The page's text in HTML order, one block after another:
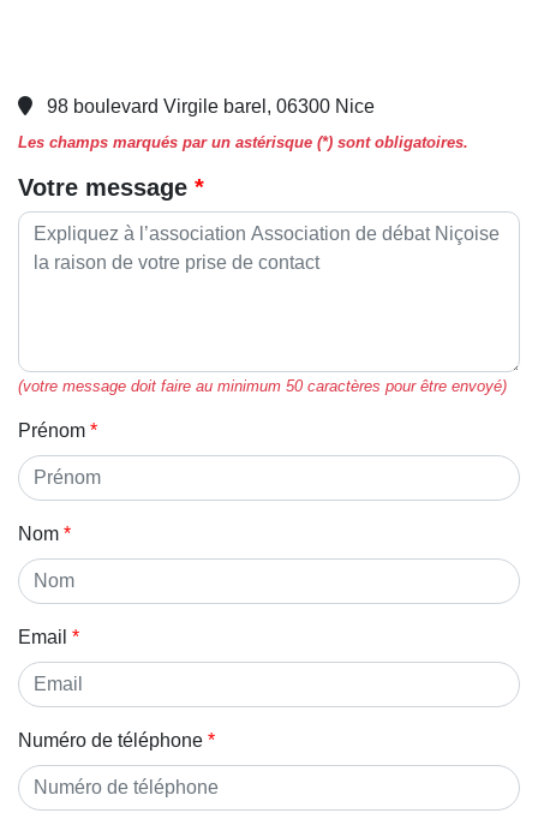
98 boulevard Virgile barel, 06300 Nice
Les champs marqués par un astérisque (*) sont obligatoires.
Votre message
(votre message doit faire au minimum 50 caractères pour être envoyé)
Prénom
Nom
Email
Numéro de téléphone